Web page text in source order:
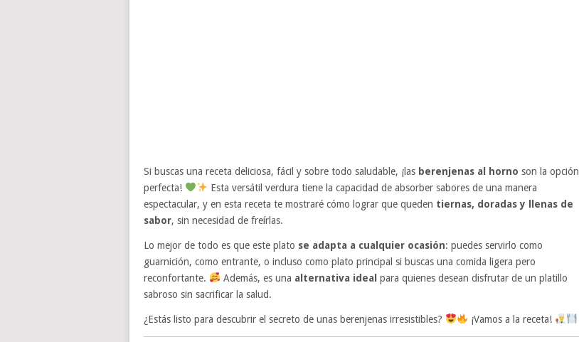
Si buscas una receta deliciosa, fácil y sobre todo saludable, ¡las berenjenas al horno son la opción
perfecta!
Esta versátil verdura tiene la capacidad de absorber sabores de una manera
espectacular, y en esta receta te mostraré cómo lograr que queden tiernas, doradas y llenas de
sabor, sin necesidad de freírlas.
Lo mejor de todo es que este plato se adapta a cualquier ocasión: puedes servirlo como
guarnición, como entrante, o incluso como plato principal si buscas una comida ligera pero
reconfortante.
Además, es una alternativa ideal para quienes desean disfrutar de un platillo
sabroso sin sacrificar la salud.
¿Estás listo para descubrir el secreto de unas berenjenas irresistibles? ¡Vamos a la receta!